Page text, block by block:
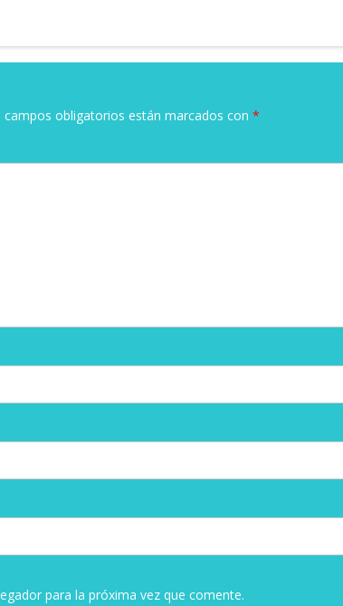
campos obligatorios están marcados con *
para la próxima vez que comente.